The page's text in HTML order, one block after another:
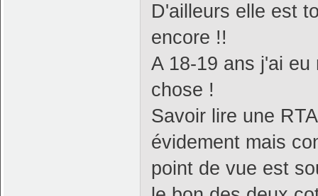
D'ailleurs elle est
encore !!
A 18-19 ans j'ai
chose !
Savoir lire une
évidement mais
point de vue est